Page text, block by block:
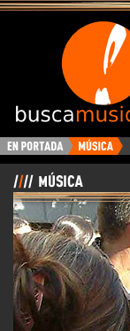
BuscaMusica.es